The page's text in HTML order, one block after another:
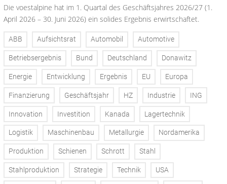
Die voestalpine hat im 1. Quartal des Geschäftsjahres 2026/27 (1.
April 2026 – 30. Juni 2026) ein solides Ergebnis erwirtschaftet.
ABB Aufsichtsrat Automobil Automotive
Betriebsergebnis Bund Deutschland Donawitz
Energie Entwicklung Ergebnis EU Europa
Finanzierung Geschäftsjahr HZ Industrie ING
Innovation Investition Kanada Lagertechnik
Logistik Maschinenbau Metallurgie Nordamerika
Produktion Schienen Schrott Stahl
Stahlproduktion Strategie Technik USA